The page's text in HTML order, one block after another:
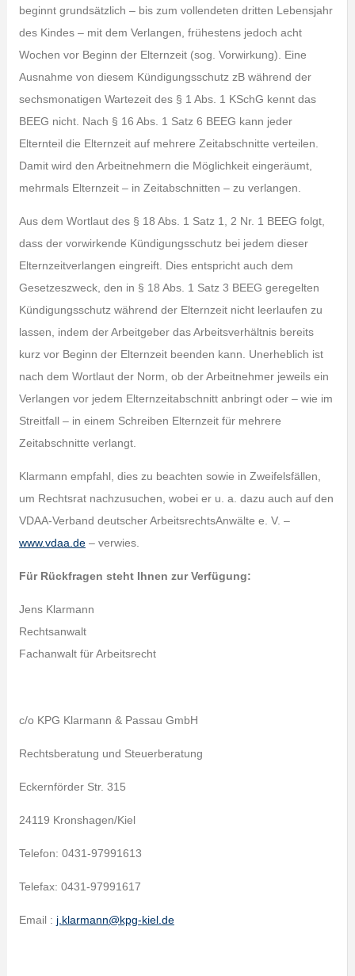
beginnt grundsätzlich – bis zum vollendeten dritten Lebensjahr
des Kindes – mit dem Verlangen, frühestens jedoch acht
Wochen vor Beginn der Elternzeit (sog. Vorwirkung). Eine
Ausnahme von diesem Kündigungsschutz zB während der
sechsmonatigen Wartezeit des § 1 Abs. 1 KSchG kennt das
BEEG nicht. Nach § 16 Abs. 1 Satz 6 BEEG kann jeder
Elternteil die Elternzeit auf mehrere Zeitabschnitte verteilen.
Damit wird den Arbeitnehmern die Möglichkeit eingeräumt,
mehrmals Elternzeit – in Zeitabschnitten – zu verlangen.
Aus dem Wortlaut des § 18 Abs. 1 Satz 1, 2 Nr. 1 BEEG folgt,
dass der vorwirkende Kündigungsschutz bei jedem dieser
Elternzeitverlangen eingreift. Dies entspricht auch dem
Gesetzeszweck, den in § 18 Abs. 1 Satz 3 BEEG geregelten
Kündigungsschutz während der Elternzeit nicht leerlaufen zu
lassen, indem der Arbeitgeber das Arbeitsverhältnis bereits
kurz vor Beginn der Elternzeit beenden kann. Unerheblich ist
nach dem Wortlaut der Norm, ob der Arbeitnehmer jeweils ein
Verlangen vor jedem Elternzeitabschnitt anbringt oder – wie im
Streitfall – in einem Schreiben Elternzeit für mehrere
Zeitabschnitte verlangt.
Klarmann empfahl, dies zu beachten sowie in Zweifelsfällen,
um Rechtsrat nachzusuchen, wobei er u. a. dazu auch auf den
VDAA-Verband deutscher ArbeitsrechtsAnwälte e. V. –
www.vdaa.de– verwies.
Für Rückfragen steht Ihnen zur Verfügung:
Jens Klarmann
Rechtsanwalt
Fachanwalt für Arbeitsrecht
c/o KPG Klarmann & Passau GmbH
Rechtsberatung und Steuerberatung
Eckernförder Str. 315
24119 Kronshagen/Kiel
Telefon: 0431-97991613
Telefax: 0431-97991617
Email : j.klarmann@kpg-kiel.de